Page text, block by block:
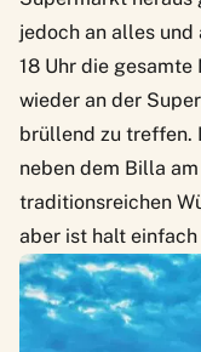
jedoch an alles und
18 Uhr die
wieder an der
brüllend zu treffen.
neben dem Billa
traditionsreichen
aber ist halt einfach